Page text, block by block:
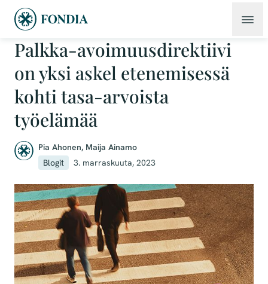
Palkka-avoimuusdirektiivi
on yksi askel etenemisessä
kohti tasa-arvoista
työelämää
Pia Ahonen, Maija Ainamo
Blogit
3. marraskuuta, 2023